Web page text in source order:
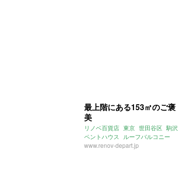
最上階にある153㎡のご褒
美
リノベ百貨店 東京 世田谷区 駒沢
ペントハウス
ルーフバルコニー
広い
www.renov-depart.jp